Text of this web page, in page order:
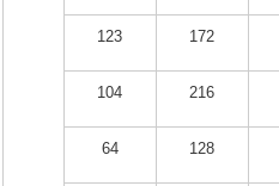
123 172
104 216
64 128